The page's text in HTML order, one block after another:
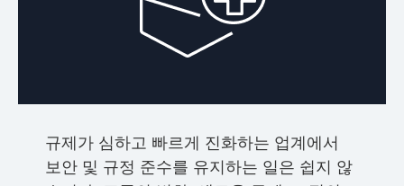
규제가 심하고 빠르게 진화하는 업계에서
보안 및 규정 준수를 유지하는 일은 쉽지 않